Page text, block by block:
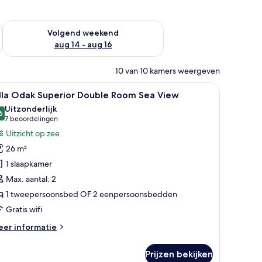
weekend aug 7 - aug 9
Volgend weekend
aug 14 - aug 16
De beschikbaarheid controleren voor volgend weekend aug
10 van 10 kamers weergeven
met boeken, een stoel, een televisie aan de muur en gordijnen.
Een hotelkamer met een bed, een bureau
9 Odak Superior Double Room Sea View
van 10
Uitzonderlijk
7 beoordelingen
(7
beoordelingen)
Uitzicht op zee
26 m²
1 slaapkamer
Max. aantal: 2
1 tweepersoonsbed OF 2 eenpersoonsbedden
Gratis wifi
informatie
Prijzen bekijken